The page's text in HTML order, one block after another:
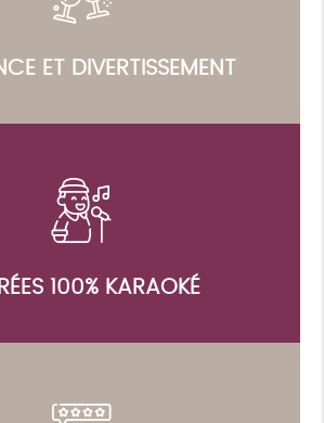
ET DIVERTISSEMENT
100% KARAOKÉ